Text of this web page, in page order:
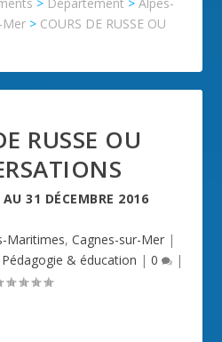
Mer > COURS DE RUSSE OU
RUSSE OU
AU 31 DÉCEMBRE 2016
Maritimes, Cagnes-sur-Mer |
Pédagogie & éducation | 0 |